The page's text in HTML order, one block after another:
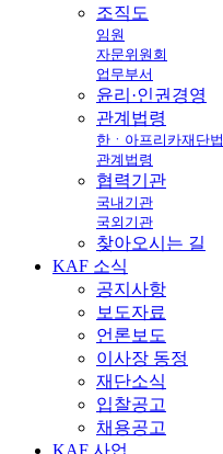
조직도
임원
자문위원회
업무부서
윤리·인권경영
관계법령
한ㆍ아프리카재단법
관계법령
협력기관
국내기관
국외기관
찾아오시는 길
KAF 소식
공지사항
보도자료
언론보도
이사장 동정
재단소식
입찰공고
채용공고
KAF 사업